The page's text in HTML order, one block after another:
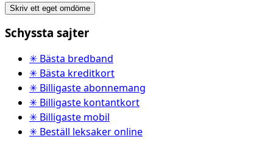
Skriv ett eget omdöme
Schyssta sajter
✳ Bästa bredband
✳ Bästa kreditkort
✳ Billigaste abonnemang
✳ Billigaste kontantkort
✳ Billigaste mobil
✳ Beställ leksaker online